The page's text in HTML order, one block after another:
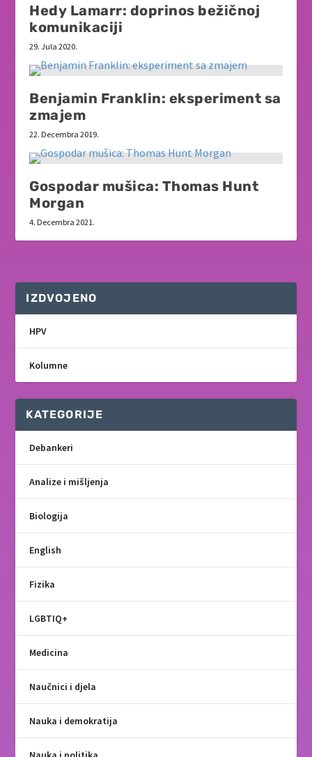
Hedy Lamarr: doprinos bežičnoj
komunikaciji
29. Jula 2020.
Benjamin Franklin: eksperiment sa
zmajem
22. Decembra 2019.
Gospodar mušica: Thomas Hunt
Morgan
4. Decembra 2021.
IZDVOJENO
HPV
Kolumne
KATEGORIJE
Debankeri
Analize i mišljenja
Biologija
English
Fizika
LGBTIQ+
Medicina
Naučnici i djela
Nauka i demokratija